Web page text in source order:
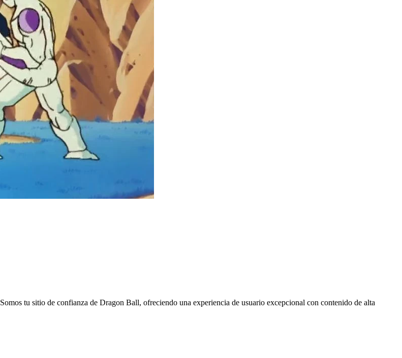
tu sitio de confianza de Dragon Ball, ofreciendo una experiencia de usuario excepcional con contenido de alta